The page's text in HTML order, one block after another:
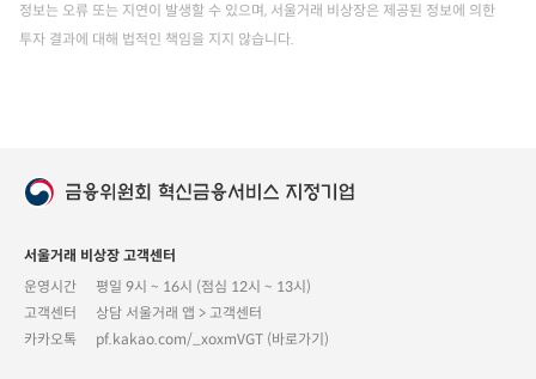
정보는 오류 또는 지연이 발생할 수 있으며, 서울거래 비상장은 제공된 정보에 의한
투자 결과에 대해 법적인 책임을 지지 않습니다.
서울거래 비상장 고객센터
운영시간
평일 9시 ~ 16시 (점심 12시 ~ 13시)
고객센터
상담 서울거래 앱 > 고객센터
카카오톡
pf.kakao.com/_xoxmVGT (바로가기)